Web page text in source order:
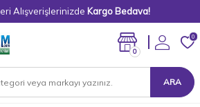
Alışverişlerinizde Kargo Bedava!
ARA
0
0